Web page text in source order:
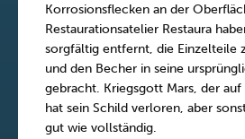
Korrosionsflecken an der
Restaurationsatelier Restaura
sorgfältig entfernt, die Einzelteile
und den Becher in seine
gebracht. Kriegsgott Mars, der
hat sein Schild verloren, aber
gut wie vollständig.